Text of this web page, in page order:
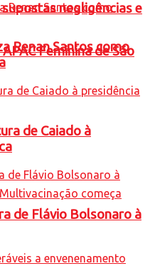
negligências e
Feminina de São
Renan Santos como
de Caiado à
de Flávio Bolsonaro à